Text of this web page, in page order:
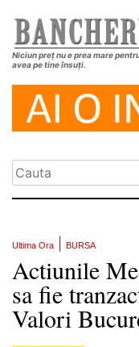
Niciun preț nu e prea mare
avea pe tine însuți.
Ultima Ora BURSA
Actiunile
sa fie
Valori